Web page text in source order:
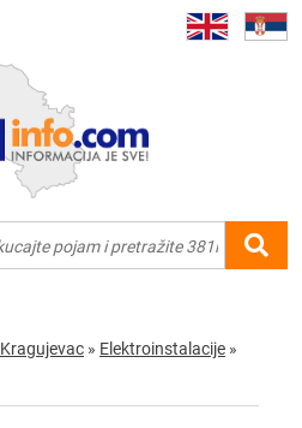
Kragujevac » Elektroinstalacije »